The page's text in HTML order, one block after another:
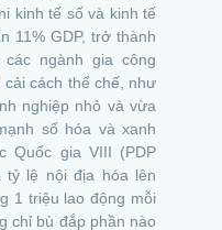
kinh tế số và kinh tế
11% GDP, trở thành
ngành gia công
cách thể chế, như
nghiệp nhỏ và vừa
số hóa và xanh
Quốc gia VIII (PDP
tỷ lệ nội địa hóa lên
1 triệu lao động mỗi
chỉ bù đắp phần nào